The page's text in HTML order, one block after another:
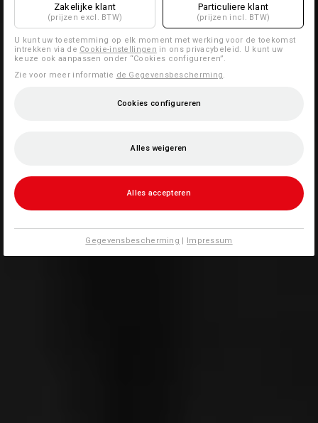
Zakelijke klant
(prijzen excl. BTW)
Particuliere klant
(prijzen incl. BTW)
U kunt uw toestemming op elk moment met werking voor de toekomst
intrekken via de Cookie-instellingen in ons privacybeleid. U kunt uw
keuze ook aanpassen onder “Cookies configureren”.
Zie voor meer informatie de Gegevensbescherming
Cookies configureren
Alles weigeren
Alles accepteren
Gegevensbescherming | Impressum